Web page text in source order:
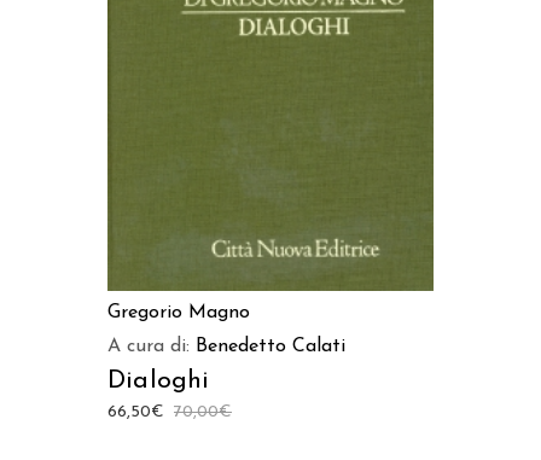
AGGIUNGI AL CARRELLO
Gregorio Magno
A cura di: Benedetto Calati
Dialoghi
70,00€
66,50€